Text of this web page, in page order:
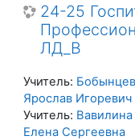
24-25
ЛД_В
Учитель: Бобынцев
Ярослав Игоревич
Учитель: Вавилина
Елена Сергеевна